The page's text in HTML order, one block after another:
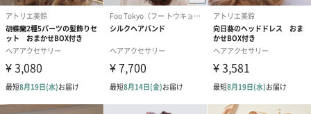
Aラッピングバッグ（110円） B包装紙包み＆紙袋（440円）